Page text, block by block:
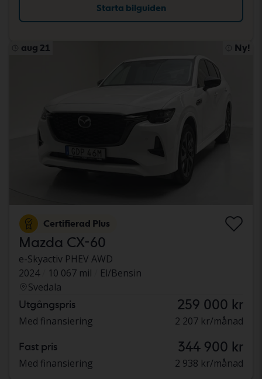
Starta bilguiden
aug 21 Ny!
Certifierad Plus
Mazda CX-60
e-Skyactiv PHEV AWD
2024
10 067 mil
El/Bensin
Svedala
Utgångspris 259 000 kr
Med finansiering 2 207 kr/månad
Fast pris 344 900 kr
Med finansiering 2 938 kr/månad